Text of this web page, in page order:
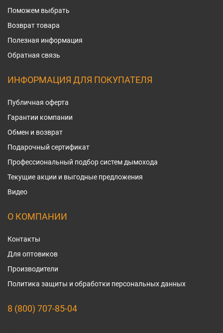
Поможем выбрать
Возврат товара
Полезная информация
Обратная связь
ИНФОРМАЦИЯ ДЛЯ ПОКУПАТЕЛЯ
Публичная оферта
Гарантии компании
Обмен и возврат
Подарочный сертификат
Профессиональный подбор систем дымохода
Текущие акции и выгодные предложения
Видео
О КОМПАНИИ
Контакты
Для оптовиков
Производители
Политика защиты и обработки персональных данных
8 (800) 707-85-04